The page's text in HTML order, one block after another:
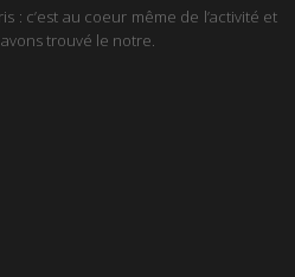
: c’est au coeur même de l’activité et
trouvé le notre.